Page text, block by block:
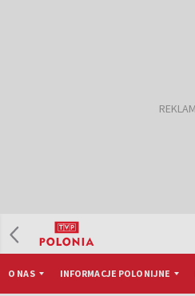
O NAS INFORMACJE POLONIJNE